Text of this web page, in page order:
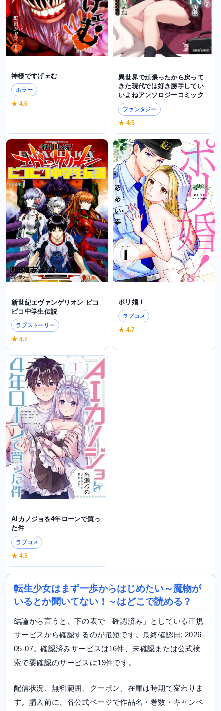
神様ですげェむ
ホラー
★ 4.6
異世界で頑張ったから戻って
きた現代では好き勝手してい
いよねアンソロジーコミック
ファンタジー
★ 4.5
新世紀エヴァンゲリオン ピコ
ピコ中学生伝説
ラブストーリー
★ 4.7
ポリ婚！
ラブコメ
★ 4.7
AIカノジョを4年ローンで買っ
た件
ラブコメ
★ 4.3
転生少女はまず一歩からはじめたい～魔物が
いるとか聞いてない！～はどこで読める？
結論から言うと、下の表で「確認済み」としている正規
サービスから確認するのが最短です。最終確認日: 2026-
05-07。確認済みサービスは16件、未確認または公式検
索で要確認のサービスは19件です。
配信状況、無料範囲、クーポン、在庫は時期で変わりま
す。購入前に、各公式ページで作品名・巻数・キャンペ